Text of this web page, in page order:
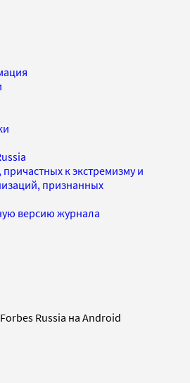
к экстремизму и
признанных
версию журнала
Russia на Android